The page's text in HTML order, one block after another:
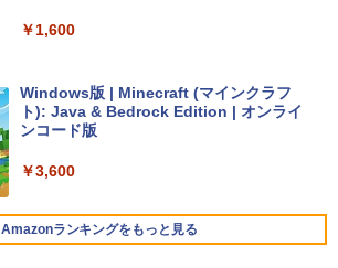
SSD インテル Core 5
￥129,800
Core i5/16GB/SSD 512GB/ホワイト) FM
VWK3E15W_AZ
￥1,600
Windows版 | Minecraft (マインクラフ
ト): Java & Bedrock Edition | オンライ
ンコード版
￥3,600
Amazonランキングをもっと見る